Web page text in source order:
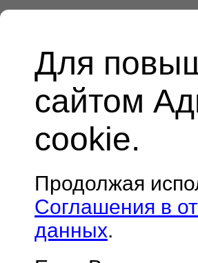
Для
сайтом
cookie.
Продолжая
Соглашения в
данных.